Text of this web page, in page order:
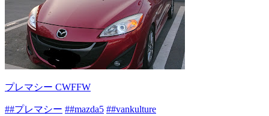
プレマシー CWFFW
##プレマシー ##mazda5 ##vankulture